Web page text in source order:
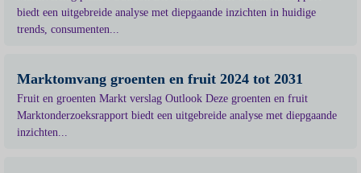
biedt een uitgebreide analyse met diepgaande inzichten in huidige
trends, consumenten...
Marktomvang groenten en fruit 2024 tot 2031
Fruit en groenten Markt verslag Outlook Deze groenten en fruit
Marktonderzoeksrapport biedt een uitgebreide analyse met diepgaande
inzichten...